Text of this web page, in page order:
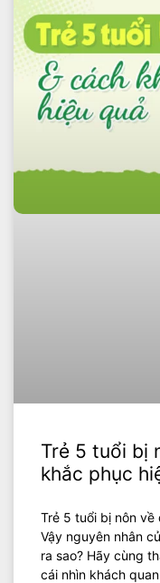
Trẻ 5 tuổi bị
khắc phục
Trẻ 5 tuổi bị nôn về
Vậy nguyên nhân
ra sao? Hãy cùng
cái nhìn khách